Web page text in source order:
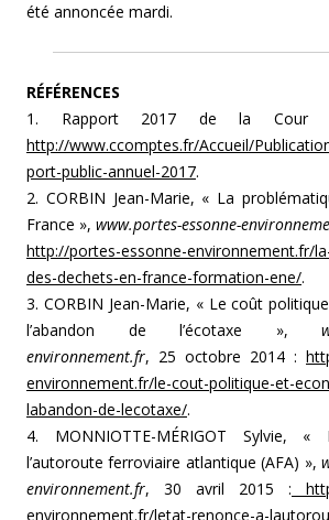
été annoncée mardi.
RÉFÉRENCES
1. Rapport 2017 de la Cour
http://www.ccomptes.fr/Accueil/
port-public-annuel-2017.
2. CORBIN Jean-Marie, « La
France »,www.portes-essonne-
http://portes-essonne-environnement.fr/
des-dechets-en-france-formation-ene/.
3. CORBIN Jean-Marie, « Le coût
l’abandon de l’écotaxe »,
environnement.fr, 25 octobre 2014 :
environnement.fr/le-cout-politique-et-
labandon-de-lecotaxe/.
4. MONNIOTTE-MÉRIGOT Sylvie, «
l’autoroute ferroviaire atlantique (AFA) »,
environnement.fr, 30 avril 2015 :
environnement.fr/letat-renonce-a-